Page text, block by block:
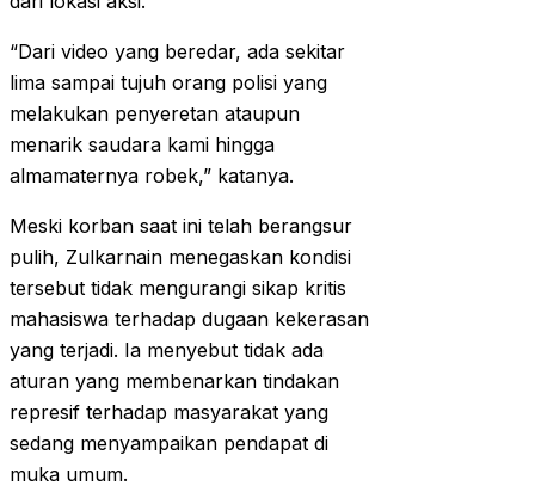
“Dari video yang beredar, ada sekitar
lima sampai tujuh orang polisi yang
melakukan penyeretan ataupun
menarik saudara kami hingga
almamaternya robek,” katanya.
Meski korban saat ini telah berangsur
pulih, Zulkarnain menegaskan kondisi
tersebut tidak mengurangi sikap kritis
mahasiswa terhadap dugaan kekerasan
yang terjadi. Ia menyebut tidak ada
aturan yang membenarkan tindakan
represif terhadap masyarakat yang
sedang menyampaikan pendapat di
muka umum.